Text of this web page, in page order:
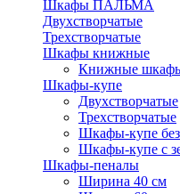
Шкафы ПАЛЬМА
Двухстворчатые
Трехстворчатые
Шкафы книжные
Книжные шкафы
Шкафы-купе
Двухстворчатые
Трехстворчатые
Шкафы-купе без
Шкафы-купе с
Шкафы-пеналы
Ширина 40 см